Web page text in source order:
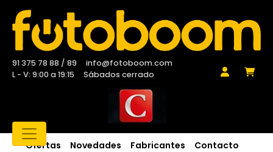
91 375 78 88 / 89
info@fotoboom.com
L - V: 9:00 a 19:15
Sábados cerrado
Ofertas Novedades Fabricantes Contacto